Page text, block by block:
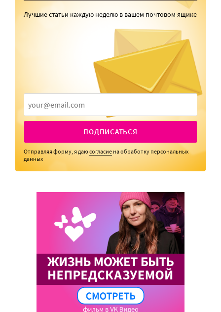
Лучшие статьи каждую неделю в вашем почтовом ящике
ПОДПИСАТЬСЯ
Отправляя форму, я даюсогласие на обработку персональных
данных